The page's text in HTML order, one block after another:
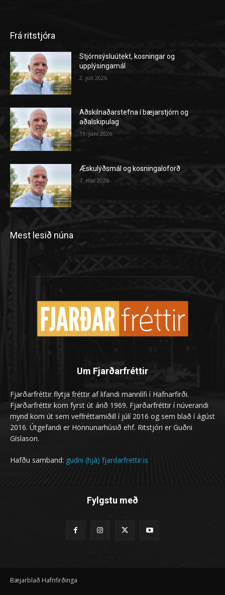
Frá ritstjóra
Stjórnsýsluútekt, kosningar og
upplýsingamál
2. júlí 2026
Aðskilnaðarstefna í bæjarstjórn og
aðalskipulag
11. júní 2026
Æskulýðsmál og kosningaloforð
7. maí 2026
Mest lesið núna
Um Fjarðarfréttir
Fjarðarfréttir flytja fréttir af lifandi mannlífi í Hafnarfirði.
Fjarðarfréttir kom fyrst út árið 1969. Fjarðarfréttir í núverandi
mynd kom út sem veffréttamiðill í júlí 2016 og sem blað í ágúst
2016. Útgefandi er Hönnunarhúsið ehf. Ritstjóri er Guðni
Gíslason.
Hafðu samband: gudni (hjá) fjardarfrettir.is
Fylgstu með
Bæjarblað Hafnfirðinga